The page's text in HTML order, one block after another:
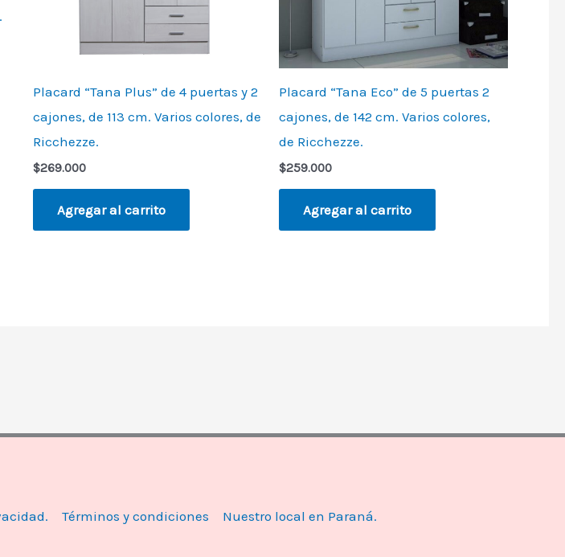
Placard “Tana Plus” de 4 puertas y 2
cajones, de 113 cm. Varios colores, de
Ricchezze.
$269.000
Agregar al carrito
Placard “Tana Eco” de 5 puertas 2
cajones, de 142 cm. Varios colores,
de Ricchezze.
$259.000
Agregar al carrito
Términos y condiciones Nuestro local en Paraná.